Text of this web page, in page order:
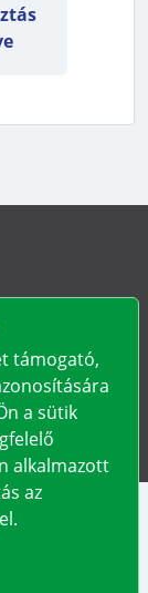
támogató,
a sütik
alkalmazott
az